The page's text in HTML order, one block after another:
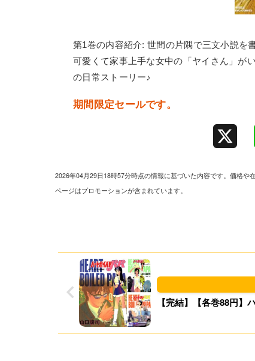
第1巻の内容紹介: 世間の片隅で三文小説を
可愛くて家事上手な女中の「ヤイさん」が
の日常ストーリー♪
期間限定セールです。
2026年04月29日18時57分時点の情報に基づいた内容です。価格
ページはプロモーションが含まれています。
【完結】【各巻88円】